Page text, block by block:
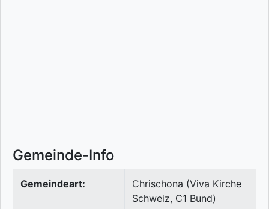
Gemeinde-Info
Gemeindeart:
Chrischona (Viva Kirche
Schweiz, C1 Bund)